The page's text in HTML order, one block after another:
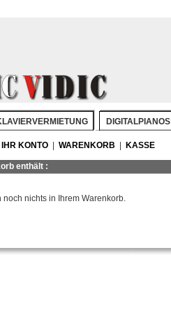
DIGITALPIANOS
IHR KONTO WARENKORB KASSE
enthält :
noch nichts in Ihrem Warenkorb.